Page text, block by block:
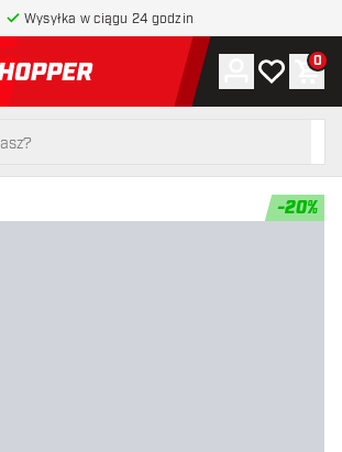
Wysyłka w ciągu 24 godzin
powrót do strony głównej
Konto
Moja lista
0
-20%